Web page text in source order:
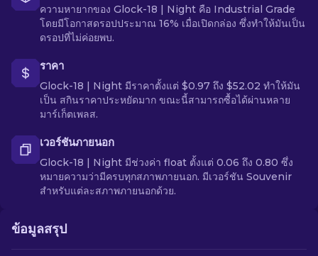
ความหายากของ Glock-18 | Night คือ Industrial Grade
โดยมีโอกาสดรอปประมาณ 16% เมื่อเปิดกล่อง ซึ่งทำให้มันเป็น
ดรอปที่ไม่ค่อยพบ.
ราคา
Glock-18 | Night มีราคาตั้งแต่ $0.97 ถึง $52.02 ทำให้มัน
เป็น สกินราคาประหยัดมาก ขณะนี้สามารถซื้อได้ผ่านหลาย
มาร์เก็ตเพลส.
เวอร์ชันภายนอก
Glock-18 | Night มีช่วงค่า float ตั้งแต่ 0.06 ถึง 0.80 ซึ่ง
หมายความว่ามีครบทุกสภาพภายนอก. มีเวอร์ชัน Souvenir
สำหรับแต่ละสภาพภายนอกด้วย.
ข้อมูลสรุป